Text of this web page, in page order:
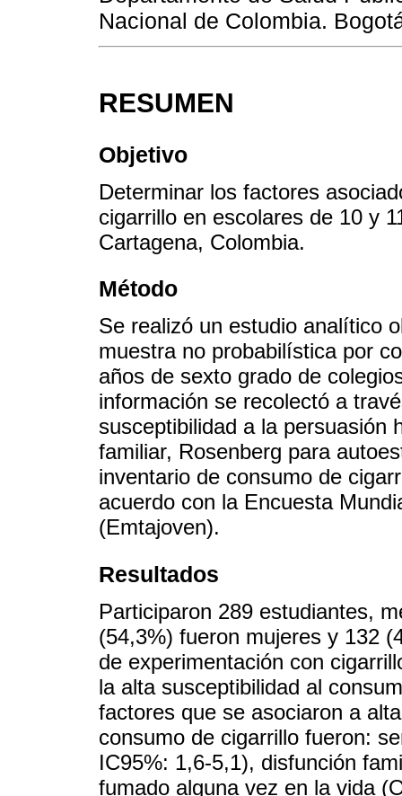
Nacional de Colombia.
RESUMEN
Objetivo
Determinar los factores
cigarrillo en escolares de 10 y
Cartagena, Colombia.
Método
Se realizó un estudio analítico
muestra no probabilística por
años de sexto grado de
información se recolectó a
susceptibilidad a la persuasión
familiar, Rosenberg para
inventario de consumo de
acuerdo con la Encuesta
(Emtajoven).
Resultados
Participaron 289 estudiantes,
(54,3%) fueron mujeres y 132
de experimentación con
la alta susceptibilidad al
factores que se asociaron a
consumo de cigarrillo fueron:
IC95%: 1,6-5,1), disfunción
fumado alguna vez en la vida